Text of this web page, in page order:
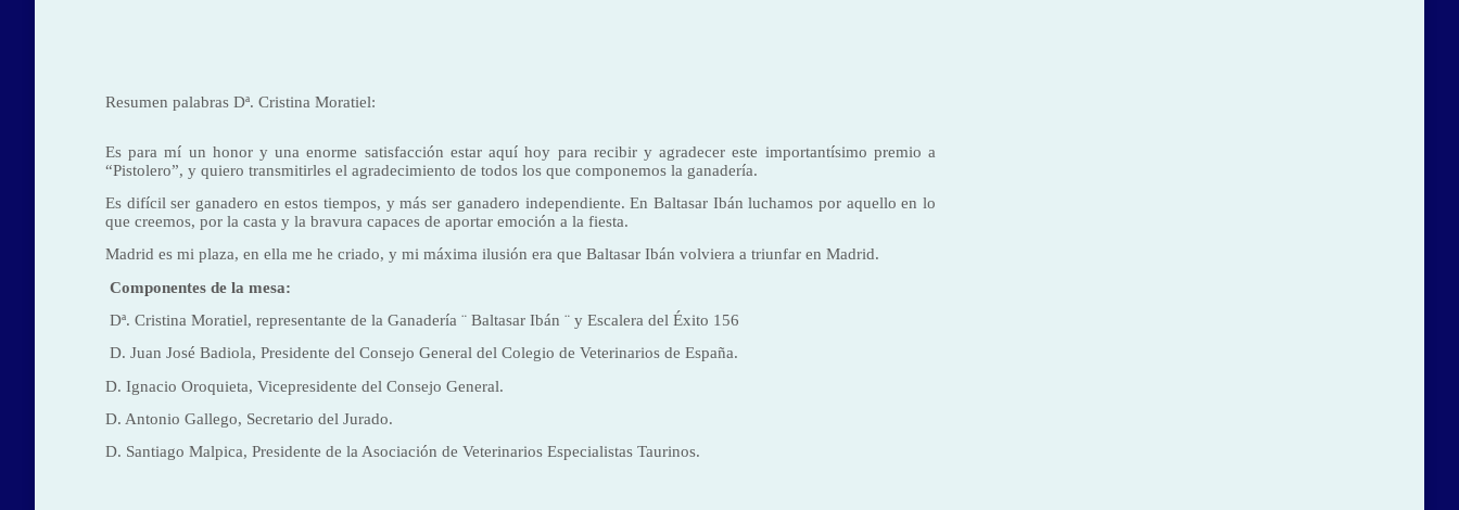
Resumen palabras Dª. Cristina Moratiel:
Es para mí un honor y una enorme satisfacción estar aquí hoy para recibir y agradecer este importantísimo premio a
“Pistolero”, y quiero transmitirles el agradecimiento de todos los que componemos la ganadería.
Es difícil ser ganadero en estos tiempos, y más ser ganadero independiente. En Baltasar Ibán luchamos por aquello en lo
que creemos, por la casta y la bravura capaces de aportar emoción a la fiesta.
Madrid es mi plaza, en ella me he criado, y mi máxima ilusión era que Baltasar Ibán volviera a triunfar en Madrid.
Componentes de la mesa:
Dª. Cristina Moratiel, representante de la Ganadería ¨ Baltasar Ibán ¨ y Escalera del Éxito 156
D. Juan José Badiola, Presidente del Consejo General del Colegio de Veterinarios de España.
D. Ignacio Oroquieta, Vicepresidente del Consejo General.
D. Antonio Gallego, Secretario del Jurado.
D. Santiago Malpica, Presidente de la Asociación de Veterinarios Especialistas Taurinos.